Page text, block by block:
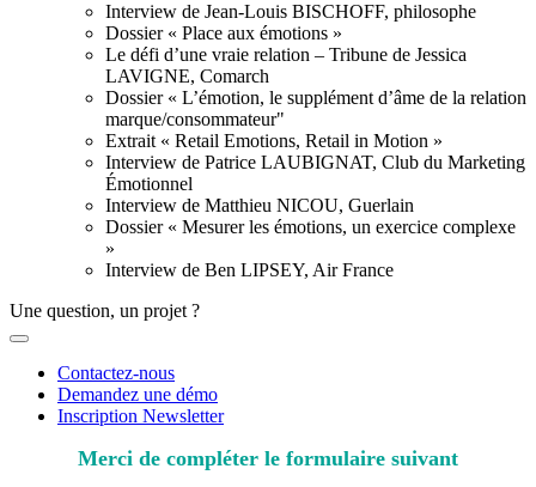
Interview de Jean-Louis BISCHOFF, philosophe
Dossier « Place aux émotions »
Le défi d’une vraie relation – Tribune de Jessica
LAVIGNE, Comarch
Dossier « L’émotion, le supplément d’âme de la relation
marque/consommateur"
Extrait « Retail Emotions, Retail in Motion »
Interview de Patrice LAUBIGNAT, Club du Marketing
Émotionnel
Interview de Matthieu NICOU, Guerlain
Dossier « Mesurer les émotions, un exercice complexe
»
Interview de Ben LIPSEY, Air France
Une question, un projet ?
Contactez-nous
Demandez une démo
Inscription Newsletter
Merci de compléter le formulaire suivant